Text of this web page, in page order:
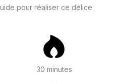
pour réaliser ce délice
30 minutes